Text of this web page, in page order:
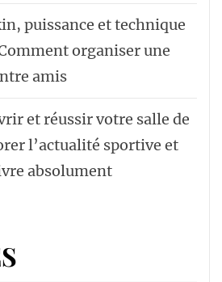
puissance et technique
organiser une
amis
et réussir votre salle de
l’actualité sportive et
absolument